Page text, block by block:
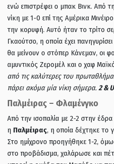
ενώ επιστρέφει ο μπακ Βινκ. Από
νίκη με 1-0 επί της Αμέρικα
την κορυφή. Αυτό ήταν το τρίτο
Γκαούτσο, η οποία έχει
θα μείνουν ο στόπερ Κάνεμαν, οι
αμυντικός Ζερομέλ και ο χαφ
από τις καλύτερες του
πάρει ακόμα μία νίκη σήμερα. 2 &
Παλμέιρας – Φλαμένγκο
Aπό την ισοπαλία με 2-2 στην
η Παλμέιρας, η οποία δέχτηκε το
Στο ημίχρονο προηγήθηκε 1-2,
στο προβάδισμα, χαλάρωσε και